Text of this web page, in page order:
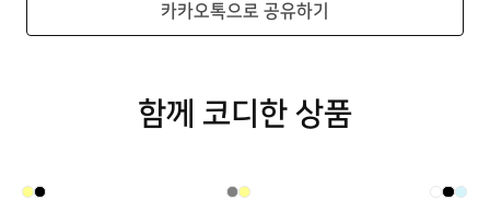
카카오톡으로 공유하기
함께 코디한 상품